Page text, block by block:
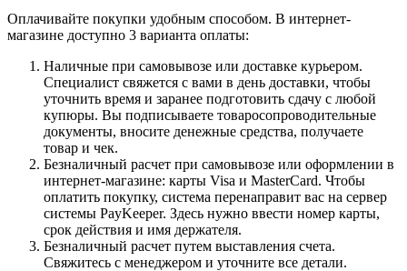
Оплачивайте покупки удобным способом. В интернет-
магазине доступно 3 варианта оплаты:
Наличные при самовывозе или доставке курьером.
Специалист свяжется с вами в день доставки, чтобы
уточнить время и заранее подготовить сдачу с любой
купюры. Вы подписываете товаросопроводительные
документы, вносите денежные средства, получаете
товар и чек.
Безналичный расчет при самовывозе или оформлении в
интернет-магазине: карты Visa и MasterCard. Чтобы
оплатить покупку, система перенаправит вас на сервер
системы PayKeeper. Здесь нужно ввести номер карты,
срок действия и имя держателя.
Безналичный расчет путем выставления счета.
Свяжитесь с менеджером и уточните все детали.